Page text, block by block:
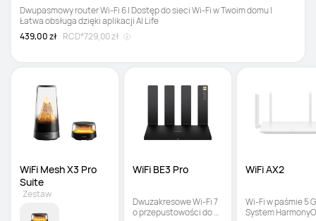
Dwupasmowy router Wi-Fi 6 | Dostęp do sieci Wi-Fi w Twoim domu |
Łatwa obsługa dzięki aplikacji AI Life
439,00 zł RCD*729,00 zł
WiFi Mesh X3 Pro
Suite
Zestaw
WiFi BE3 Pro
Dwuzakresowe Wi-Fi 7
o przepustowości do
WiFi AX2
Wi-Fi w paśmie 5
System